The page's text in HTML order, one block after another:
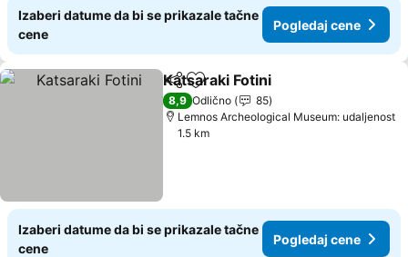
Izaberi datume da bi se prikazale tačne
cene
Pogledaj cene
Deli Dodati u favorite
Katsaraki Fotini
8,9 Odlično
85
Lemnos Archeological Museum: udaljenost
1.5 km
Izaberi datume da bi se prikazale tačne
cene
Pogledaj cene